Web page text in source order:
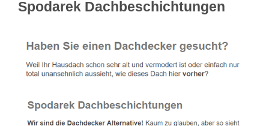
Spodarek Dachbeschichtungen